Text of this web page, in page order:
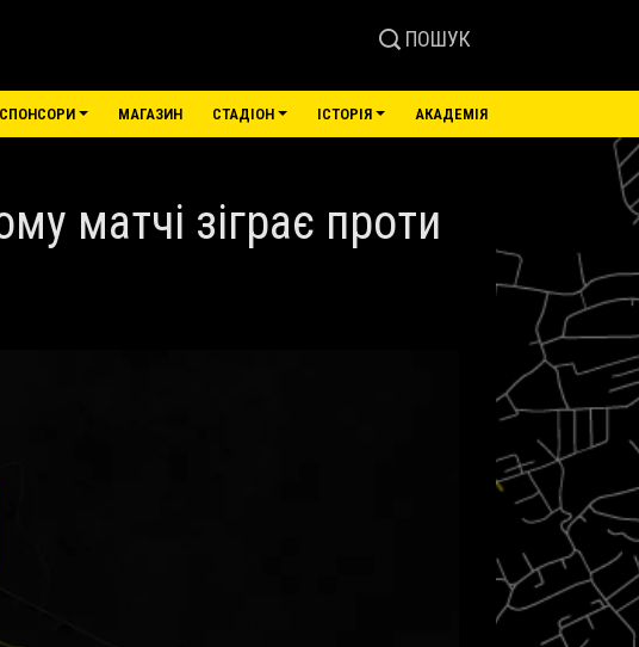
ПОШУК
СПОНСОРИ МАГАЗИН СТАДІОН ІСТОРІЯ АКАДЕМІЯ
матчі зіграє проти